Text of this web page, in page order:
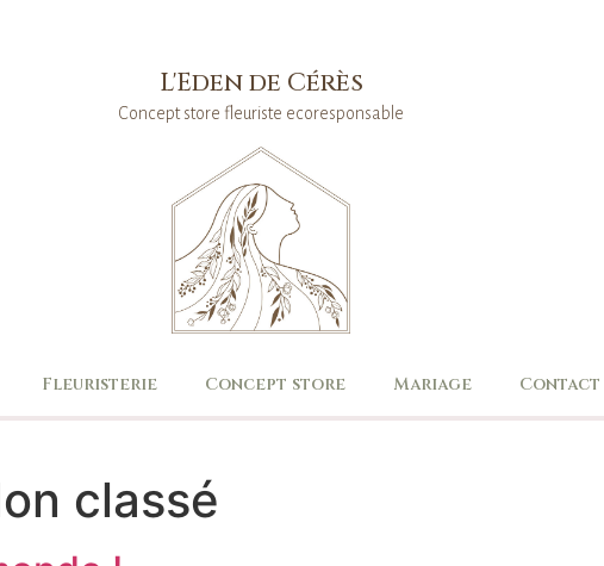
L'Eden de Cérès
Concept store fleuriste ecoresponsable
Fleuristerie Concept store Mariage Contact
classé